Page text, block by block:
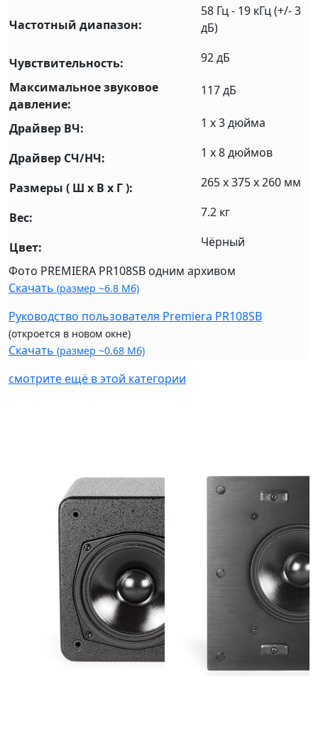
Частотный диапазон:
58 Гц - 19 кГц (+/- 3
дБ)
Чувствительность:
92 дБ
Максимальное звуковое
давление:
117 дБ
Драйвер ВЧ: 1 x 3 дюйма
Драйвер СЧ/НЧ: 1 x 8 дюймов
Размеры ( Ш x В x Г ): 265 x 375 x 260 мм
Вес: 7.2 кг
Цвет:
Чёрный
Фото PREMIERA PR108SB одним архивом
Скачать (размер ~6.8 Мб)
Руководство пользователя Premiera PR108SB
(откроется в новом окне)
Скачать (размер ~0.68 Мб)
смотрите ещё в этой категории